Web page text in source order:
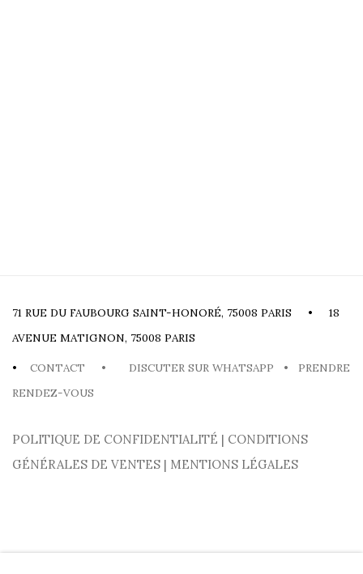
71 RUE DU FAUBOURG SAINT-HONORÉ, 75008 PARIS • 18
AVENUE MATIGNON, 75008 PARIS
• CONTACT • DISCUTER SUR WHATSAPP •
PRENDRE
RENDEZ-VOUS
POLITIQUE DE CONFIDENTIALITÉ | CONDITIONS
GÉNÉRALES DE VENTES | MENTIONS LÉGALES